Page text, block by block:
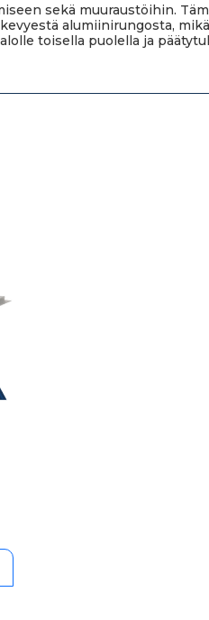
sekä muuraustöihin.
alumiinirungosta,
toisella puolella ja